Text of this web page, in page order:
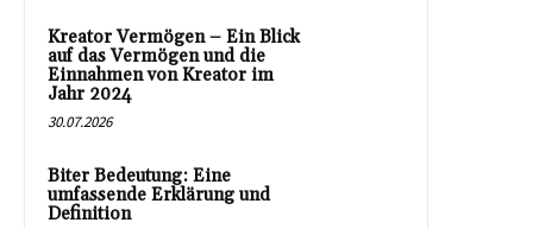
Kreator Vermögen – Ein Blick
auf das Vermögen und die
Einnahmen von Kreator im
Jahr 2024
30.07.2026
Biter Bedeutung: Eine
umfassende Erklärung und
Definition